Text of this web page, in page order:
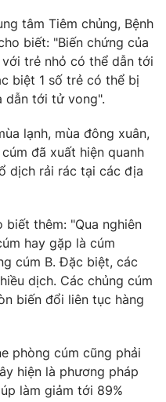
video
tâm Tiêm chủng, Bệnh
biết: "Biến chứng của
trẻ nhỏ có thể dẫn tới
biệt 1 số trẻ có thể bị
dẫn tới tử vong".
lạnh, mùa đông xuân,
đã xuất hiện quanh
dịch rải rác tại các địa
biết thêm: "Qua nghiên
hay gặp là cúm
cúm B. Đặc biệt, các
dịch. Các chủng cúm
biến đổi liên tục hàng
phòng cúm cũng phải
hiện là phương pháp
làm giảm tới 89%